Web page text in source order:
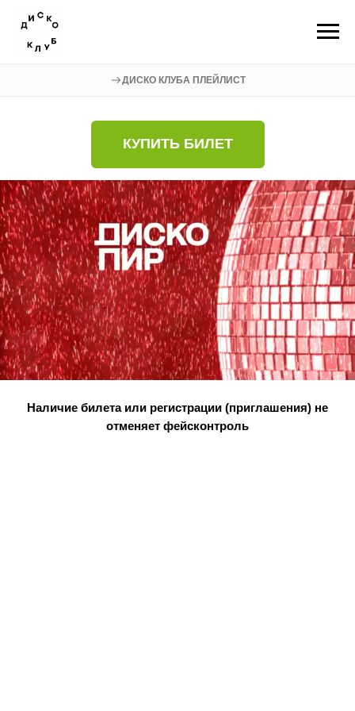
ДИСКО КЛУБА ПЛЕЙЛИСТ
КУПИТЬ БИЛЕТ
Наличие билета или регистрации (приглашения) не
отменяет фейсконтроль